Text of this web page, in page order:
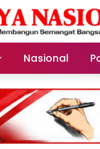
Nasional